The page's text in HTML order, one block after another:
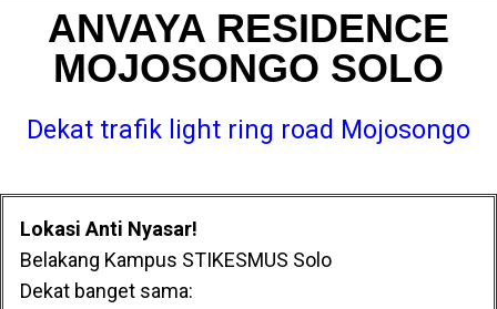
ANVAYA RESIDENCE
MOJOSONGO SOLO
Dekat trafik light ring road Mojosongo
Lokasi Anti Nyasar!
Belakang Kampus STIKESMUS Solo
Dekat banget sama: